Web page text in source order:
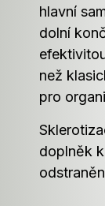
hlavní
dolní
než
pro
doplněk